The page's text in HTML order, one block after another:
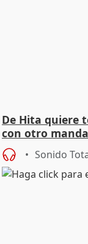
De Hita quiere
con otro
Sonido